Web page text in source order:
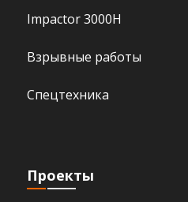
Impactor 3000H
Взрывные работы
Спецтехника
Проекты